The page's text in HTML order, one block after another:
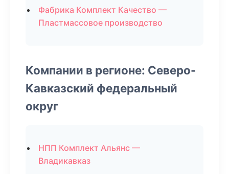
Фабрика Комплект Качество —
Пластмассовое производство
Компании в регионе: Северо-
Кавказский федеральный
округ
НПП Комплект Альянс —
Владикавказ